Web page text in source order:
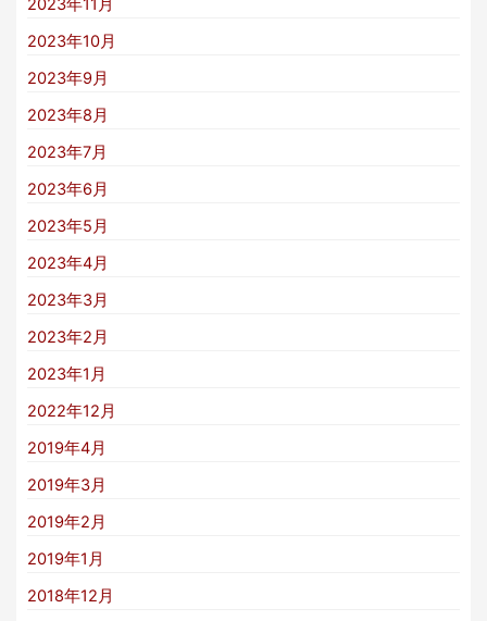
2023年11月
2023年10月
2023年9月
2023年8月
2023年7月
2023年6月
2023年5月
2023年4月
2023年3月
2023年2月
2023年1月
2022年12月
2019年4月
2019年3月
2019年2月
2019年1月
2018年12月